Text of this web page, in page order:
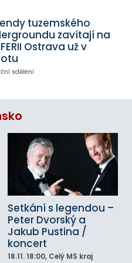
tuzemského
zavítají na
Ostrava už v
sdělení
Setkání s legendou –
Peter Dvorský a
Jakub Pustina /
koncert
18.11. 18:00, Celý MS kraj